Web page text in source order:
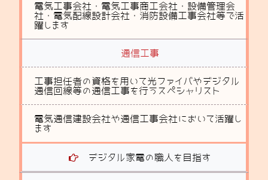
電気工事会社・電気工事商工会社・設備管理会
社・電気配線設計会社・消防設備工事会社等で活
躍します
通信工事
工事担任者の資格を用いて光ファイバやデジタル
通信回線等の通信工事を行うスペシャリスト
電気通信建設会社や通信工事会社において活躍し
ます
デジタル家電の職人を目指す